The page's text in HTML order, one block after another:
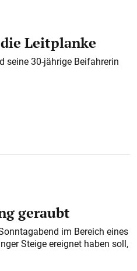
Leitplanke
seine 30-jährige Beifahrerin
geraubt
im Bereich eines
Steige ereignet haben soll,